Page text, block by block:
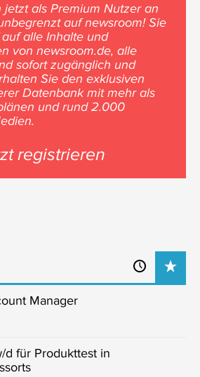
jetzt als Premium Nutzer an
auf newsroom! Sie
alle Inhalte und
von newsroom.de, alle
sofort zugänglich und
Sie den exklusiven
Datenbank mit mehr als
und rund 2.000
registrieren
Manager
d für Produkttest in